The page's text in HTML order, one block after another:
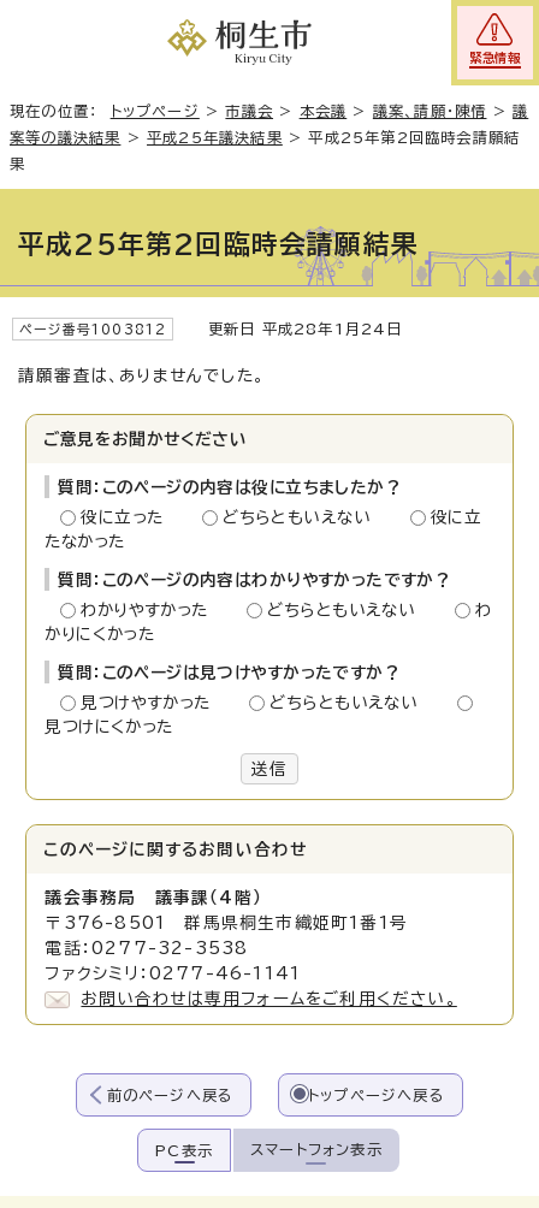
緊急情報
現在の位置： トップページ >市議会 > 本会議 > 議案、請願・陳情 >議
案等の議決結果
>平成25年議決結果 >平成25年第2回臨時会請願結
果
平成25年第2回臨時会請願結果
ページ番号1003812 更新日 平成28年1月24日
請願審査は、ありませんでした。
ご意見をお聞かせください
質問：このページの内容は役に立ちましたか？
役に立った
どちらともいえない
役に立
たなかった
質問：このページの内容はわかりやすかったですか？
わかりやすかった
どちらともいえない
わ
かりにくかった
質問：このページは見つけやすかったですか？
見つけやすかった
どちらともいえない
見つけにくかった
送信
このページに関する お問い合わせ
議会事務局 議事課（4階）
〒376-8501 群馬県桐生市織姫町1番1号
電話：0277-32-3538
ファクシミリ：0277-46-1141
お問い合わせは専用フォームをご利用ください。
前のページへ戻る トップページへ戻る
PC表示 スマートフォン表示